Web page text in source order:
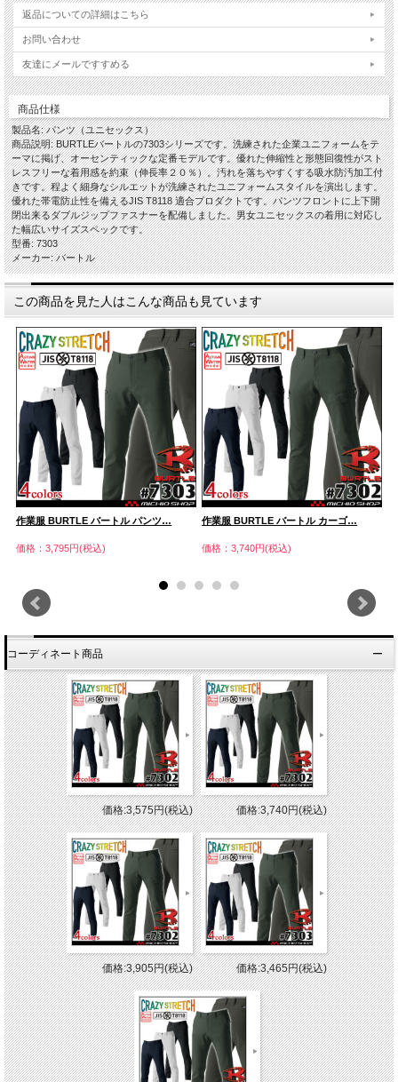
返品についての詳細はこちら
お問い合わせ
友達にメールですすめる
商品仕様
製品名: パンツ（ユニセックス）
商品説明: BURTLEバートルの7303シリーズです。洗練された企業ユニフォームをテ
ーマに掲げ、オーセンティックな定番モデルです。優れた伸縮性と形態回復性がスト
レスフリーな着用感を約束（伸長率２０％）。汚れを落ちやすくする吸水防汚加工付
きです。程よく細身なシルエットが洗練されたユニフォームスタイルを演出します。
優れた帯電防止性を備えるJIS T8118 適合プロダクトです。パンツフロントに上下開
閉出来るダブルジップファスナーを配備しました。男女ユニセックスの着用に対応し
た幅広いサイズスペックです。
型番: 7303
メーカー: バートル
この商品を見た人はこんな商品も見ています
作業服 BURTLE バートル パンツ…
価格：3,795円(税込)
作業服 BURTLE バートル カーゴ…
価格：3,740円(税込)
コーディネート商品
価格:3,575円(税込) 価格:3,740円(税込)
価格:3,905円(税込) 価格:3,465円(税込)